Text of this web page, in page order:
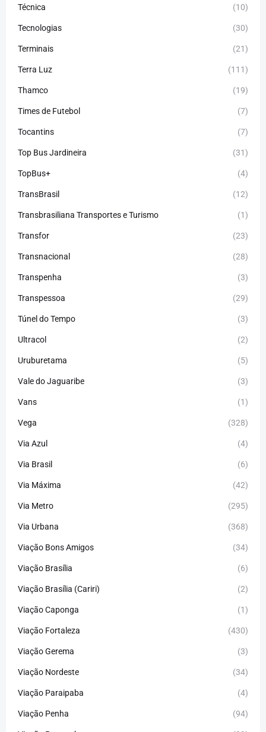
Técnica (10)
Tecnologias (30)
Terminais (21)
Terra Luz (111)
Thamco (19)
Times de Futebol (7)
Tocantins (7)
Top Bus Jardineira (31)
TopBus+ (4)
TransBrasil (12)
Transbrasiliana Transportes e Turismo (1)
Transfor (23)
Transnacional (28)
Transpenha (3)
Transpessoa (29)
Túnel do Tempo (3)
Ultracol (2)
Uruburetama (5)
Vale do Jaguaribe (3)
Vans (1)
Vega (328)
Via Azul (4)
Via Brasil (6)
Via Máxima (42)
Via Metro (295)
Via Urbana (368)
Viação Bons Amigos (34)
Viação Brasília (6)
Viação Brasília (Cariri) (2)
Viação Caponga (1)
Viação Fortaleza (430)
Viação Gerema (3)
Viação Nordeste (34)
Viação Paraipaba (4)
Viação Penha (94)